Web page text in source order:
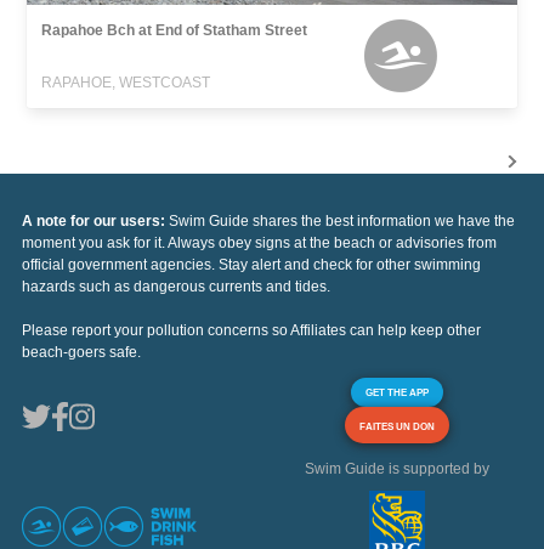
Rapahoe Bch at End of Statham Street
RAPAHOE, WESTCOAST
A note for our users: Swim Guide shares the best information we have the
moment you ask for it. Always obey signs at the beach or advisories from
official government agencies. Stay alert and check for other swimming
hazards such as dangerous currents and tides.
Please report your pollution concerns so Affiliates can help keep other
beach-goers safe.
GET THE APP
FAITES UN DON
Swim Guide is supported by